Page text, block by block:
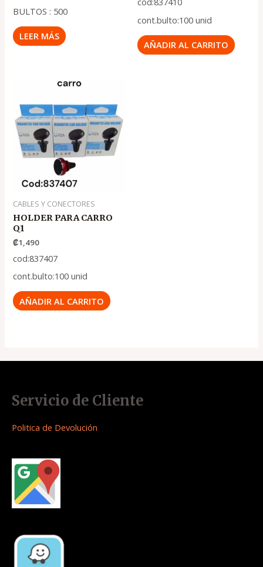
BULTOS : 500
LEER MÁS
cont.bulto:100 unid
AÑADIR AL CARRITO
CABLES Y CONECTORES
HOLDER PARA CARRO
Q1
₡1,490
cod:837407
cont.bulto:100 unid
AÑADIR AL CARRITO
Servicio de Cliente
Politica de Devolución